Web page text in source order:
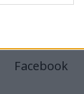
Facebook